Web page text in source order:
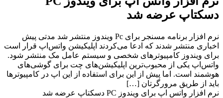
دسکتاپ عرضه شد
نرم افزار برنامه مسنجر برای Pc ویندوز منتشر شد مدتی پیش
اخباری منتشر شدند که ادعا می‌کردند اپلیکیشن واتس‌اپ قرار است
برای ویندوز کامپیوترهای شخصی و سیستم عامل مک منتشر شود.
واتس‌اپ یکی از محبوب‌ترین اپلیکیشن‌های چت برای گوشی‌های
هوشمند است. اما پیش از این برای استفاده از این اپ در کامپیوترها
باید از طریق مرورگرتان […]
نرم افزار واتس اپ برای ویندوز PC دسکتاپ عرضه شد